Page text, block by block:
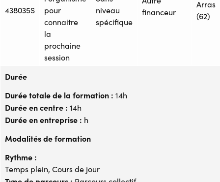
438035S
pour
connaitre
la
prochaine
session
niveau
spécifique
financeur
Arras
(62)
Durée
Durée totale de la formation : 14h
Durée en centre : 14h
Durée en entreprise : h
Modalités de formation
Rythme :
Temps plein, Cours de jour